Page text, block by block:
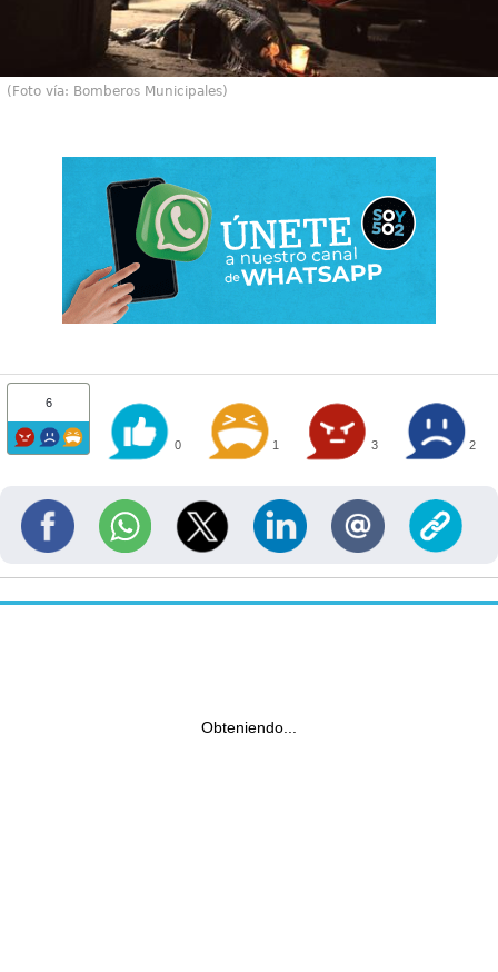
(Foto vía: Bomberos Municipales)
6
0 1 3 2
Obteniendo...